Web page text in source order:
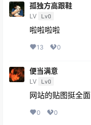
孤独方高跟鞋
LV Lv0
啦啦啦啦
13 0
便当满意
LV Lv0
网站的贴图挺全面
0 0